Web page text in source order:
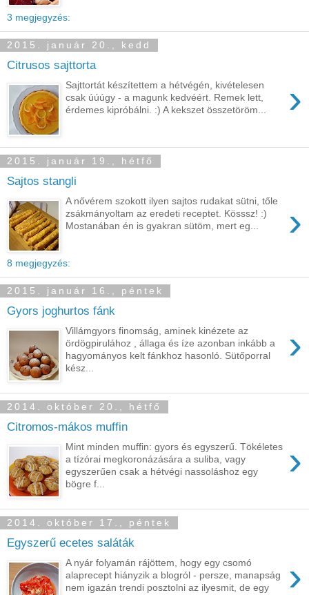
3 megjegyzés:
2015. január 20., kedd
Citrusos sajttorta
›
Sajttortát készítettem a hétvégén, kivételesen
csak úúúgy - a magunk kedvéért. Remek lett,
érdemes kipróbálni. :) A kekszet összetöröm...
2015. január 19., hétfő
Sajtos stangli
›
A nővérem szokott ilyen sajtos rudakat sütni, tőle
zsákmányoltam az eredeti receptet. Kösssz! :)
Mostanában én is gyakran sütöm, mert eg...
8 megjegyzés:
2015. január 16., péntek
Gyors joghurtos fánk
›
Villámgyors finomság, aminek kinézete az
ördögpirulához , állaga és íze azonban inkább a
hagyományos kelt fánkhoz hasonló. Sütőporral
kész...
2014. október 20., hétfő
Citromos-mákos muffin
›
Mint minden muffin: gyors és egyszerű. Tökéletes
a tízórai megkoronázására a suliba, vagy
egyszerűen csak a hétvégi nassoláshoz egy
bögre f...
2014. október 17., péntek
Egyszerű ecetes saláták
›
A nyár folyamán rájöttem, hogy egy csomó
alaprecept hiányzik a blogról - persze, manapság
nem igazán trendi posztolni az ilyesmit, de egy